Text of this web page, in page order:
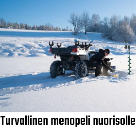
Turvallinen menopeli nuorisolle